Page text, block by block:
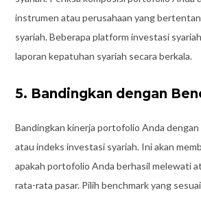
instrumen atau perusahaan yang
syariah. Beberapa platform investasi
laporan kepatuhan syariah secara berkala.
5. Bandingkan dengan
Bandingkan kinerja portofolio Anda dengan
atau indeks investasi syariah. Ini akan
apakah portofolio Anda berhasil melewati
rata-rata pasar. Pilih benchmark yang